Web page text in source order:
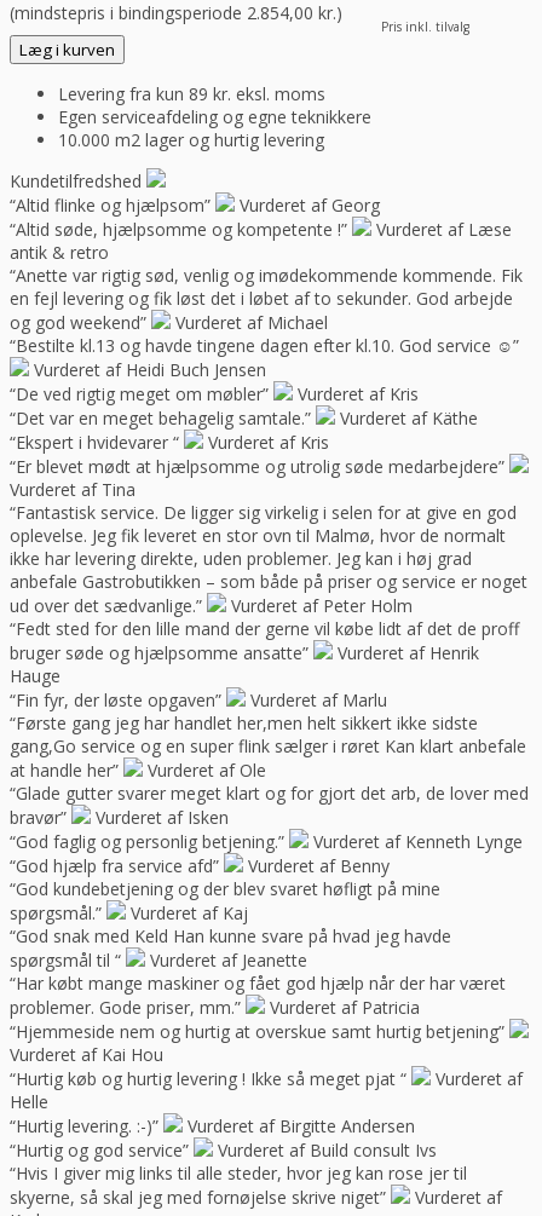
(mindstepris i bindingsperiode 2.854,00 kr.)
Pris inkl. tilvalg
Læg i kurven
Levering fra kun 89 kr. eksl. moms
Egen serviceafdeling og egne teknikkere
10.000 m2 lager og hurtig levering
Kundetilfredshed
“Altid flinke og hjælpsom”
Vurderet af Georg
“Altid søde, hjælpsomme og kompetente !”
Vurderet af Læse
antik & retro
“Anette var rigtig sød, venlig og imødekommende kommende. Fik
en fejl levering og fik løst det i løbet af to sekunder. God arbejde
og god weekend”
Vurderet af Michael
“Bestilte kl.13 og havde tingene dagen efter kl.10. God service ☺”
Vurderet af Heidi Buch Jensen
“De ved rigtig meget om møbler”
Vurderet af Kris
“Det var en meget behagelig samtale.”
Vurderet af Käthe
“Ekspert i hvidevarer “
Vurderet af Kris
“Er blevet mødt at hjælpsomme og utrolig søde medarbejdere”
Vurderet af Tina
“Fantastisk service. De ligger sig virkelig i selen for at give en god
oplevelse. Jeg fik leveret en stor ovn til Malmø, hvor de normalt
ikke har levering direkte, uden problemer. Jeg kan i høj grad
anbefale Gastrobutikken – som både på priser og service er noget
ud over det sædvanlige.”
Vurderet af Peter Holm
“Fedt sted for den lille mand der gerne vil købe lidt af det de proff
bruger søde og hjælpsomme ansatte”
Vurderet af Henrik
Hauge
“Fin fyr, der løste opgaven”
Vurderet af Marlu
“Første gang jeg har handlet her,men helt sikkert ikke sidste
gang,Go service og en super flink sælger i røret Kan klart anbefale
at handle her”
Vurderet af Ole
“Glade gutter svarer meget klart og for gjort det arb, de lover med
bravør”
Vurderet af Isken
“God faglig og personlig betjening.”
Vurderet af Kenneth Lynge
“God hjælp fra service afd”
Vurderet af Benny
“God kundebetjening og der blev svaret høfligt på mine
spørgsmål.”
Vurderet af Kaj
“God snak med Keld Han kunne svare på hvad jeg havde
spørgsmål til “
Vurderet af Jeanette
“Har købt mange maskiner og fået god hjælp når der har været
problemer. Gode priser, mm.”
Vurderet af Patricia
“Hjemmeside nem og hurtig at overskue samt hurtig betjening”
Vurderet af Kai Hou
“Hurtig køb og hurtig levering ! Ikke så meget pjat “
Vurderet af
Helle
“Hurtig levering. :-)”
Vurderet af Birgitte Andersen
“Hurtig og god service”
Vurderet af Build consult Ivs
“Hvis I giver mig links til alle steder, hvor jeg kan rose jer til
skyerne, så skal jeg med fornøjelse skrive niget”
Vurderet af